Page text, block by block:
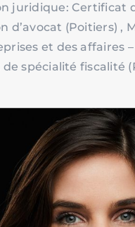
juridique: Certificat
d’avocat (Poitiers) ,
et des affaires –
spécialité fiscalité